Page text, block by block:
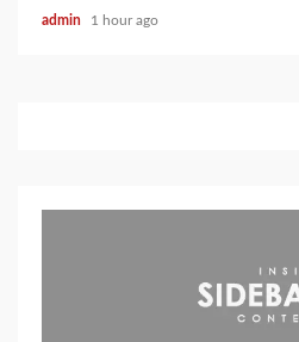
admin 1 hour ago